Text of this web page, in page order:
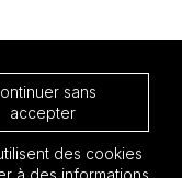
sans
accepter
des cookies
à des informations